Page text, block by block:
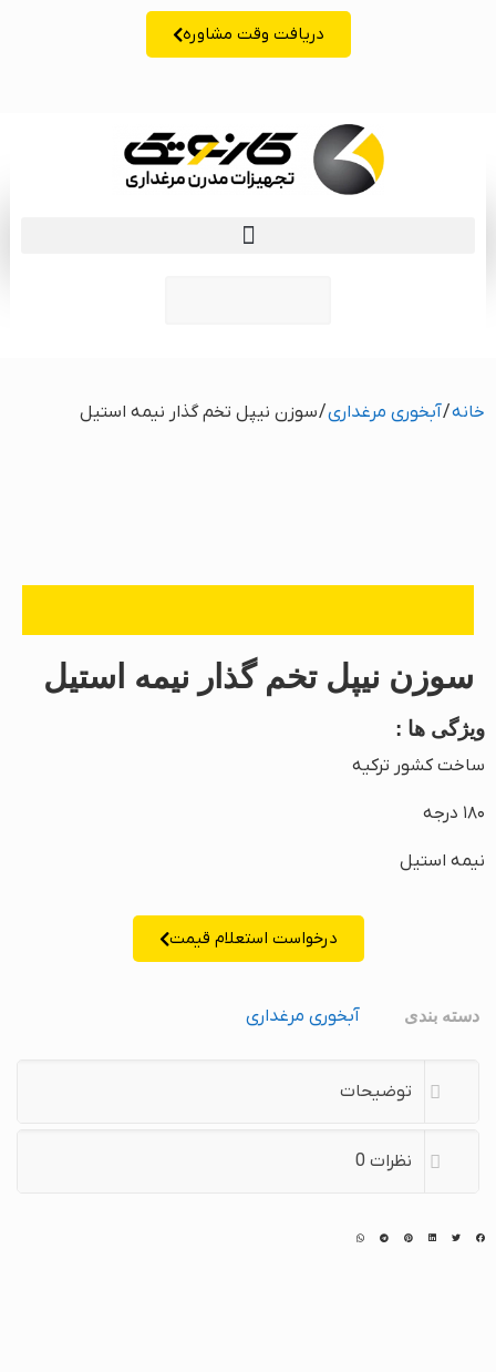
دریافت وقت مشاوره
خانه/آبخوری مرغداری/ سوزن نیپل تخم گذار نیمه استیل
سوزن نیپل تخم گذار نیمه استیل
ویژگی ها :
ساخت کشور ترکیه
۱۸۰ درجه
نیمه استیل
درخواست استعلام قیمت
دسته بندی آبخوری مرغداری
توضیحات
نظرات 0